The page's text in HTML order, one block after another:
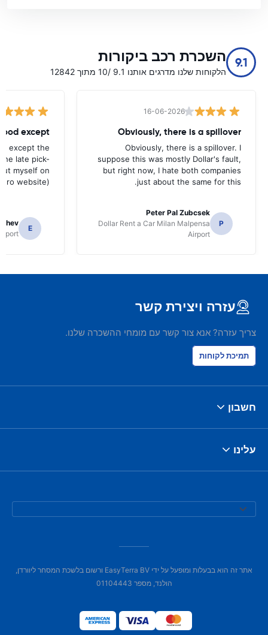
9.1 השכרת רכב ביקורות
הלקוחות שלנו מדרגים אותנו 9.1 /10 מתוך 12842
16-06-2026
Obviously, there is a spillover
Obviously, there is a spillover. I
suppose this was mostly Dollar's fault,
but right now, I hate both companies
just about the same for this.
P
Peter Pal Zubcsek
Dollar Rent a Car Milan Malpensa
Airport
except
except the
late pick-
myself on
website).
E
עזרה ויצירת קשר
צריך עזרה? אנא צור קשר עם מומחי ההשכרה שלנו.
תמיכת לקוחות
חשבון
עלינו
אתר זה הוא בבעלות ומופעל על ידי EasyTerra BV ורשום בלשכת המסחר ליוורדן,
הולנד, מספר 01104443